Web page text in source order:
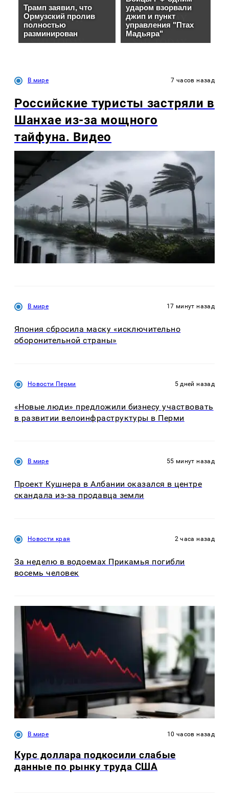
В мире 7 часов назад
Российские туристы застряли в
Шанхае из-за мощного
тайфуна. Видео
В мире 17 минут назад
Япония сбросила маску «исключительно
оборонительной страны»
Новости Перми 5 дней назад
«Новые люди» предложили бизнесу участвовать
в развитии велоинфраструктуры в Перми
В мире 55 минут назад
Проект Кушнера в Албании оказался в центре
скандала из-за продавца земли
Новости края 2 часа назад
За неделю в водоемах Прикамья погибли
восемь человек
В мире 10 часов назад
Курс доллара подкосили слабые
данные по рынку труда США